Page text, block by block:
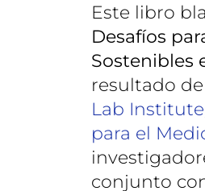
Este libro
Desafíos
Sostenibles
resultado
Lab Institute
para el
conjunto